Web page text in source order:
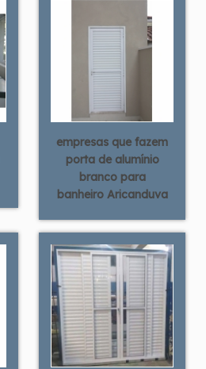
empresas que fazem
porta de alumínio
branco para
banheiro Aricanduva